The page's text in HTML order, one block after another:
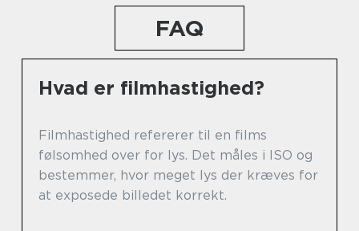
FAQ
Hvad er filmhastighed?
Filmhastighed refererer til en films
følsomhed over for lys. Det måles i ISO og
bestemmer, hvor meget lys der kræves for
at exposede billedet korrekt.